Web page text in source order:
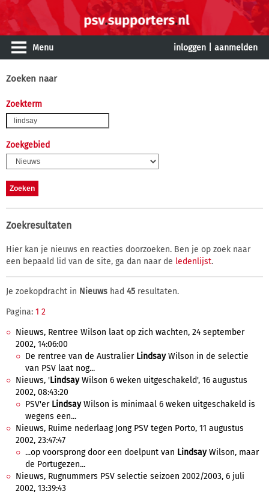
Menu inloggen aanmelden
Zoeken naar
Zoekterm
Zoekgebied
Zoekresultaten
Hier kan je nieuws en reacties doorzoeken. Ben je op zoek naar
een bepaald lid van de site, ga dan naar de ledenlijst.
Je zoekopdracht in Nieuws had 45 resultaten.
Pagina: 1 2
Nieuws, Rentree Wilson laat op zich wachten, 24 september
2002, 14:06:00
De rentree van de Australier LindsayWilson in de selectie
van PSV laat nog...
Nieuws, 'LindsayWilson 6 weken uitgeschakeld', 16 augustus
2002, 08:43:20
PSV'er LindsayWilson is minimaal 6 weken uitgeschakeld is
wegens een...
Nieuws, Ruime nederlaag Jong PSV tegen Porto, 11 augustus
2002, 23:47:47
...op voorsprong door een doelpunt van LindsayWilson, maar
de Portugezen...
Nieuws, Rugnummers PSV selectie seizoen 2002/2003, 6 juli
2002, 13:39:43